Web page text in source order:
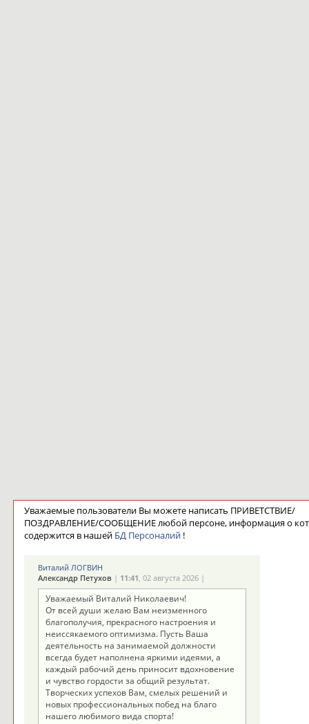
Уважаемые пользователи Вы можете написать ПРИВЕТСТВИЕ/
ПОЗДРАВЛЕНИЕ/СООБЩЕНИЕ любой персоне, информация о
содержится в нашей БД Персоналий!
Виталий ЛОГВИН
Александр Петухов| 11:41, 02 августа 2026 |
Уважаемый Виталий Николаевич!
От всей души желаю Вам неизменного
благополучия, прекрасного настроения и
неиссякаемого оптимизма. Пусть Ваша
деятельность на занимаемой должности
всегда будет наполнена яркими идеями, а
каждый рабочий день приносит вдохновение
и чувство гордости за общий результат.
Творческих успехов Вам, смелых решений и
новых профессиональных побед на благо
нашего любимого вида спорта!